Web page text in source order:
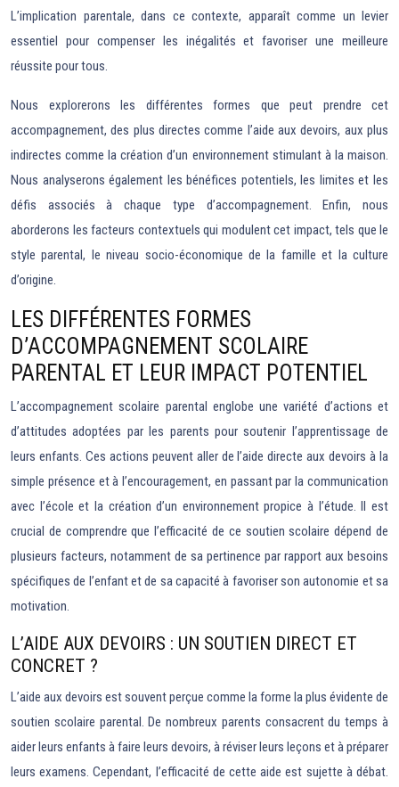
L’implication parentale, dans ce contexte, apparaît comme un levier
essentiel pour compenser les inégalités et favoriser une meilleure
réussite pour tous.
Nous explorerons les différentes formes que peut prendre cet
accompagnement, des plus directes comme l’aide aux devoirs, aux plus
indirectes comme la création d’un environnement stimulant à la maison.
Nous analyserons également les bénéfices potentiels, les limites et les
défis associés à chaque type d’accompagnement. Enfin, nous
aborderons les facteurs contextuels qui modulent cet impact, tels que le
style parental, le niveau socio-économique de la famille et la culture
d’origine.
LES DIFFÉRENTES FORMES
D’ACCOMPAGNEMENT SCOLAIRE
PARENTAL ET LEUR IMPACT POTENTIEL
L’accompagnement scolaire parental englobe une variété d’actions et
d’attitudes adoptées par les parents pour soutenir l’apprentissage de
leurs enfants. Ces actions peuvent aller de l’aide directe aux devoirs à la
simple présence et à l’encouragement, en passant par la communication
avec l’école et la création d’un environnement propice à l’étude. Il est
crucial de comprendre que l’efficacité de ce soutien scolaire dépend de
plusieurs facteurs, notamment de sa pertinence par rapport aux besoins
spécifiques de l’enfant et de sa capacité à favoriser son autonomie et sa
motivation.
L’AIDE AUX DEVOIRS : UN SOUTIEN DIRECT ET
CONCRET ?
L’aide aux devoirs est souvent perçue comme la forme la plus évidente de
soutien scolaire parental. De nombreux parents consacrent du temps à
aider leurs enfants à faire leurs devoirs, à réviser leurs leçons et à préparer
leurs examens. Cependant, l’efficacité de cette aide est sujette à débat.